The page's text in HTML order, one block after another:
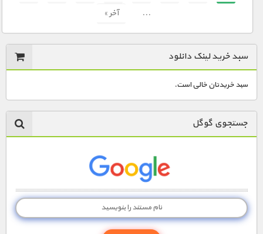
...
آخر »
سبد خرید لینک دانلود
سبد خریدتان خالی است.
جستجوی گوگل